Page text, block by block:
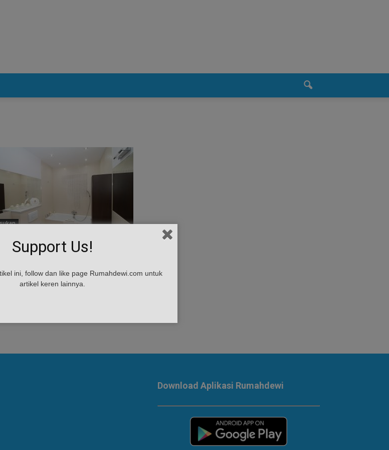
Harus Diperhatikan
Kloset Duduk
Harus Diperhatikan Saat Membeli Kloset
kloset sangatlah penting agar
Download Aplikasi Rumahdewi
Support Us!
ini, follow dan like page Rumahdewi.com untuk
artikel keren lainnya.